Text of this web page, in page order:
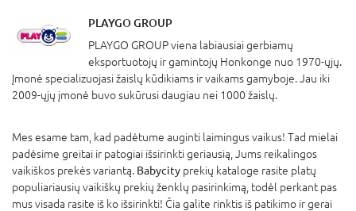
PLAYGO GROUP
PLAYGO GROUP viena labiausiai gerbiamų
eksportuotojų ir gamintojų Honkonge nuo 1970-ųjų.
Įmonė specializuojasi žaislų kūdikiams ir vaikams gamyboje. Jau iki
2009-ųjų įmonė buvo sukūrusi daugiau nei 1000 žaislų.
Mes esame tam, kad padėtume auginti laimingus vaikus! Tad mielai
padėsime greitai ir patogiai išsirinkti geriausią, Jums reikalingos
vaikiškos prekės variantą. Babycity prekių kataloge rasite platų
populiariausių vaikiškų prekių ženklų pasirinkimą, todėl perkant pas
mus visada rasite iš ko išsirinkti! Čia galite rinktis iš patikimo ir gerai